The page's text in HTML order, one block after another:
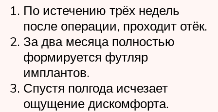
По истечению трёх недель
после операции, проходит отёк.
За два месяца полностью
формируется футляр
имплантов.
Спустя полгода исчезает
ощущение дискомфорта.